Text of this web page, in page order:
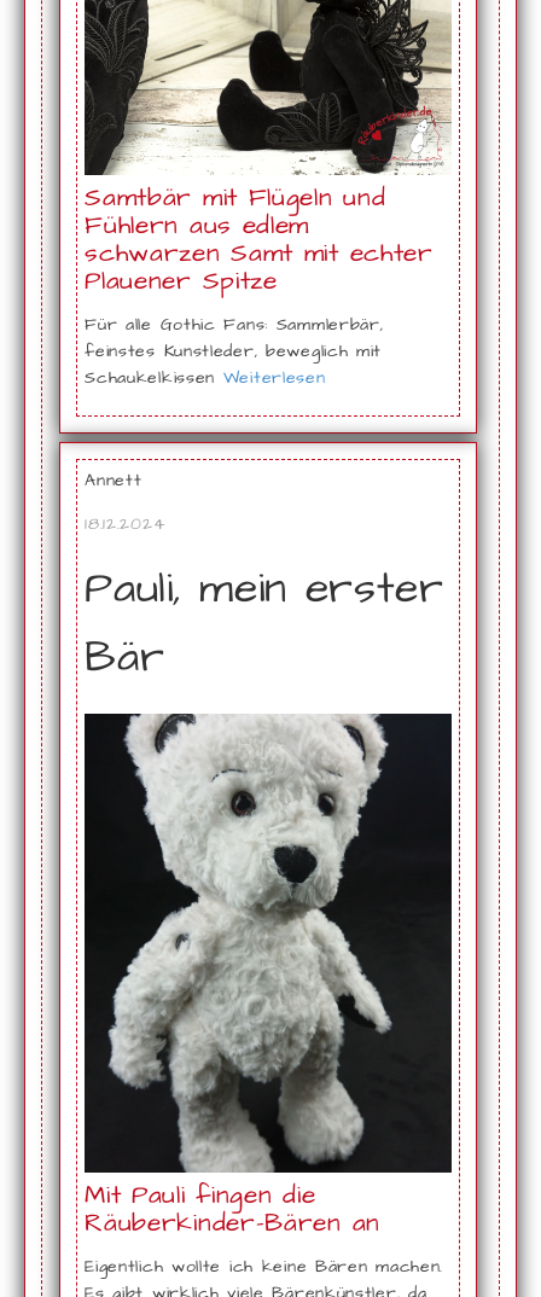
Samtbär mit Flügeln und
Fühlern aus edlem
schwarzen Samt mit echter
Plauener Spitze
Für alle Gothic Fans: Sammlerbär,
feinstes Kunstleder, beweglich mit
Schaukelkissen Weiterlesen
Annett
18.12.2024
Pauli, mein erster
Bär
Mit Pauli fingen die
Räuberkinder-Bären an
Eigentlich wollte ich keine Bären machen.